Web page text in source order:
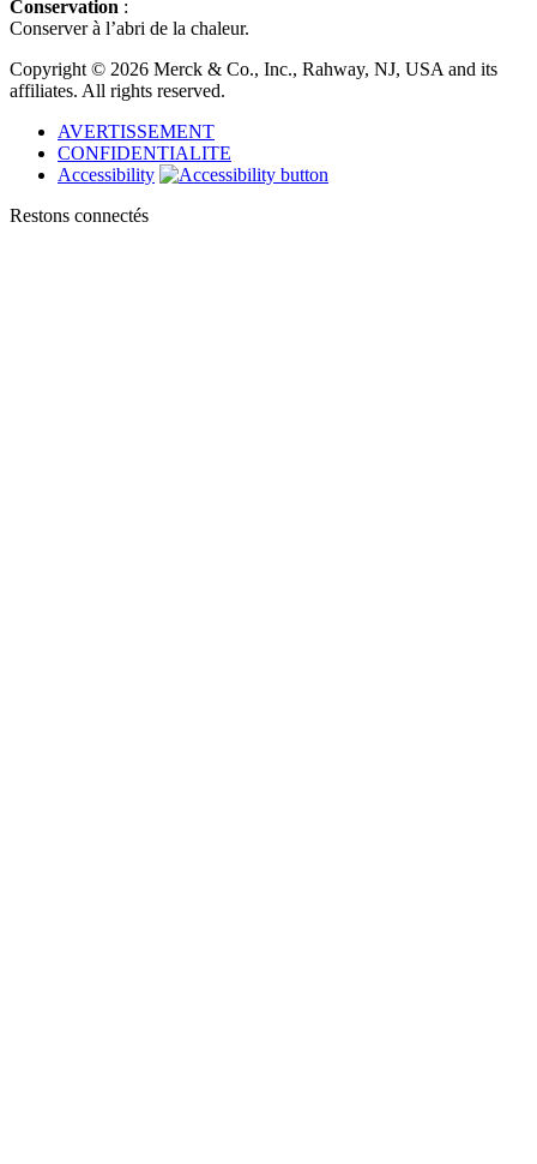
Conservation :
Conserver à l’abri de la chaleur.
Copyright © 2026 Merck & Co., Inc., Rahway, NJ, USA and its
affiliates. All rights reserved.
AVERTISSEMENT
CONFIDENTIALITE
Accessibility
Restons connectés